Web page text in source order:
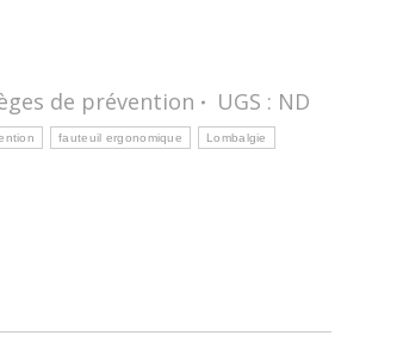
de prévention UGS : ND
fauteuil ergonomique Lombalgie